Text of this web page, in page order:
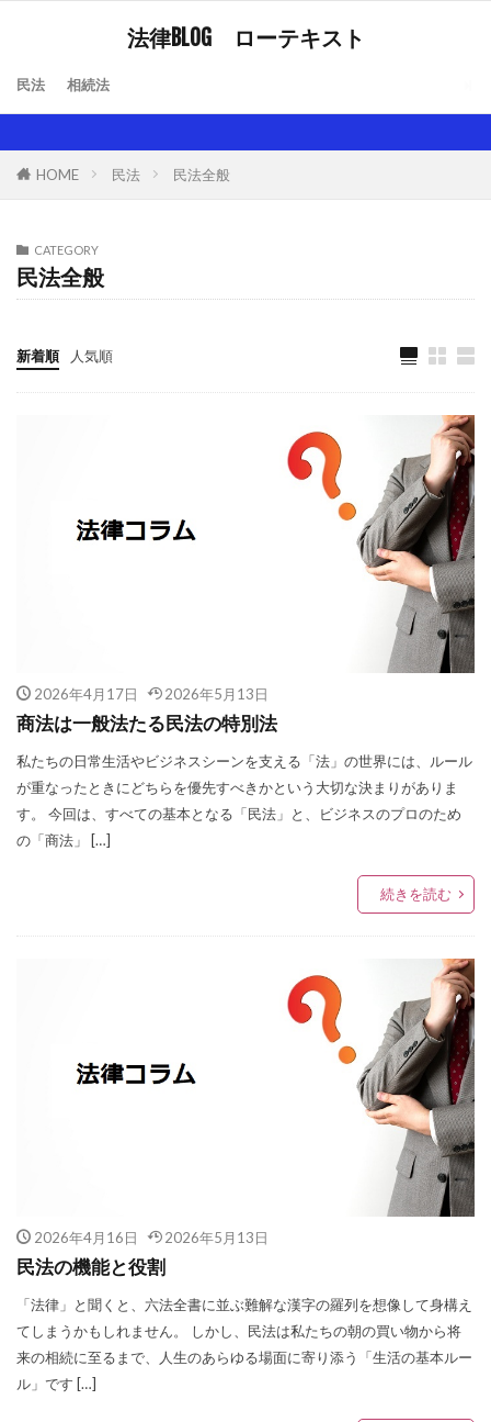
法律BLOG ローテキスト
民法 相続法
HOME 民法 民法全般
CATEGORY
民法全般
新着順 人気順
2026年4月17日 2026年5月13日
商法は一般法たる民法の特別法
私たちの日常生活やビジネスシーンを支える「法」の世界には、ルール
が重なったときにどちらを優先すべきかという大切な決まりがありま
す。 今回は、すべての基本となる「民法」と、ビジネスのプロのため
の「商法」 […]
続きを読む
2026年4月16日 2026年5月13日
民法の機能と役割
「法律」と聞くと、六法全書に並ぶ難解な漢字の羅列を想像して身構え
てしまうかもしれません。 しかし、民法は私たちの朝の買い物から将
来の相続に至るまで、人生のあらゆる場面に寄り添う「生活の基本ルー
ル」です […]